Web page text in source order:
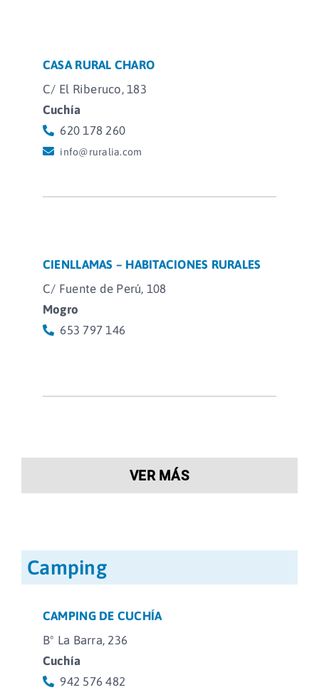
CASA RURAL CHARO
C/ El Riberuco, 183
Cuchía
620 178 260
info@ruralia.com
CIENLLAMAS – HABITACIONES RURALES
C/ Fuente de Perú, 108
Mogro
653 797 146
VER MÁS
Camping
CAMPING DE CUCHÍA
Bº La Barra, 236
Cuchía
942 576 482